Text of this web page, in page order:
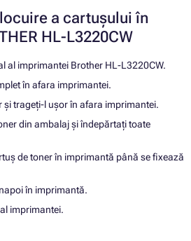
a cartușului în
HL-L3220CW
al imprimantei Brother HL-L3220CW.
în afara imprimantei.
și trageți-l ușor în afara imprimantei.
din ambalaj și îndepărtați toate
de toner în imprimantă până se fixează
în imprimantă.
imprimantei.